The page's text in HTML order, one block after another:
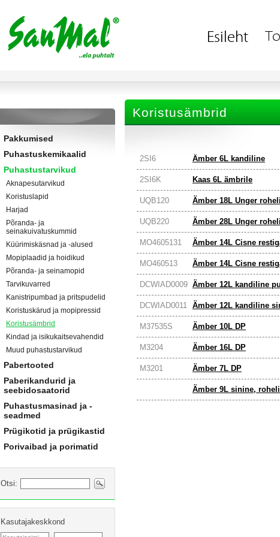
Pakkumised
Puhastuskemikaalid
Puhastustarvikud
Aknapesutarvikud
Koristuslapid
Harjad
Põranda- ja
seinakuivatuskummid
Küürimiskäsnad ja -alused
Mopiplaadid ja hoidikud
Põranda- ja seinamopid
Tarvikuvarred
Kanistripumbad ja pritspudelid
Koristuskärud ja mopipressid
Koristusämbrid
Kindad ja isikukaitsevahendid
Muud puhastustarvikud
Pabertooted
Paberikandurid ja
seebidosaatorid
Puhastusmasinad ja -
seadmed
Prügikotid ja prügikastid
Porivaibad ja porimatid
Otsi:
Kasutajakeskkond
Koristusämbrid
2SI6 Ämber 6L kandiline
2SI6K Kaas 6L ämbrile
UQB120 Ämber 18L Unger
UQB220 Ämber 28L Unger
MO4605131 Ämber 14L Cisne
MO460513 Ämber 14L Cisne
DCWIAD0009 Ämber 12L kandiline
DCWIAD0011 Ämber 12L kandiline
M37535S Ämber 10L DP
M3204 Ämber 16L DP
M3201 Ämber 7L DP
Ämber 9L sinine,